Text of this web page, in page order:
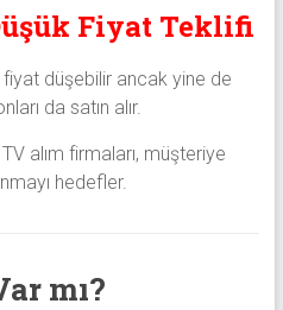
Fiyat Teklifi
düşebilir ancak yine de
da satın alır.
alım firmaları, müşteriye
hedefler.
mı?